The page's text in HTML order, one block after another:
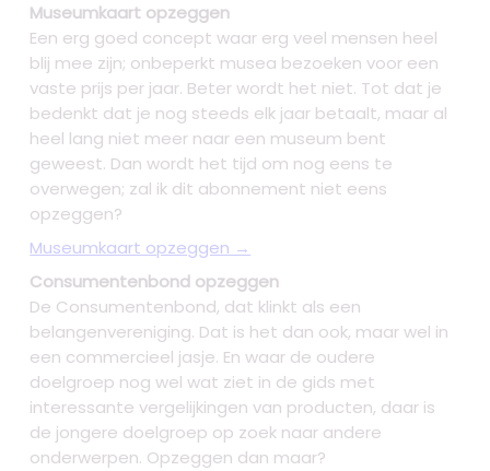
Museumkaart opzeggen
Een erg goed concept waar erg veel mensen heel
blij mee zijn; onbeperkt musea bezoeken voor een
vaste prijs per jaar. Beter wordt het niet. Tot dat je
bedenkt dat je nog steeds elk jaar betaalt, maar al
heel lang niet meer naar een museum bent
geweest. Dan wordt het tijd om nog eens te
overwegen; zal ik dit abonnement niet eens
opzeggen?
Museumkaart opzeggen →
Consumentenbond opzeggen
De Consumentenbond, dat klinkt als een
belangenvereniging. Dat is het dan ook, maar wel in
een commercieel jasje. En waar de oudere
doelgroep nog wel wat ziet in de gids met
interessante vergelijkingen van producten, daar is
de jongere doelgroep op zoek naar andere
onderwerpen. Opzeggen dan maar?